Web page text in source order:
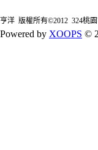
亨洋 版權所有©2012 324桃
Powered by XOOPS ©